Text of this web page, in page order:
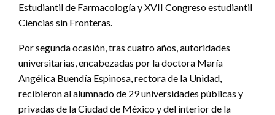
Estudiantil de Farmacología y XVII Congreso estudiantil
Ciencias sin Fronteras.
Por segunda ocasión, tras cuatro años, autoridades
universitarias, encabezadas por la doctora María
Angélica Buendía Espinosa, rectora de la Unidad,
recibieron al alumnado de 29 universidades públicas y
privadas de la Ciudad de México y del interior de la